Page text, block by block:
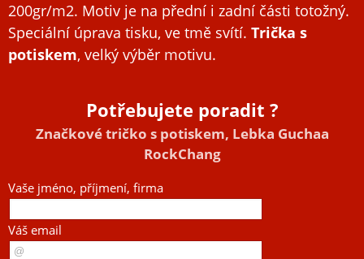
200gr/m2. Motiv je na přední i zadní části totožný.
Speciální úprava tisku, ve tmě svítí. Trička s
potiskem, velký výběr motivu.
Potřebujete poradit ?
Značkové tričko s potiskem, Lebka Guchaa
RockChang
Vaše jméno, příjmení, firma
Váš email